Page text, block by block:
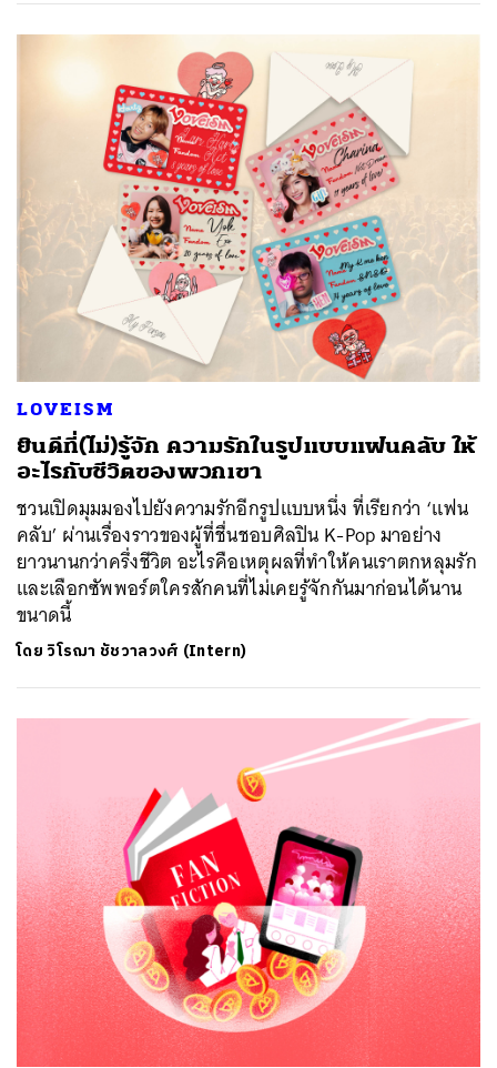
LOVEISM
ยินดีที่(ไม่)รู้จัก ความรักในรูปแบบแฟนคลับ ให้
อะไรกับชีวิตของพวกเขา
ชวนเปิดมุมมองไปยังความรักอีกรูปแบบหนึ่ง ที่เรียกว่า ‘แฟน
คลับ’ ผ่านเรื่องราวของผู้ที่ชื่นชอบศิลปิน K-Pop มาอย่าง
ยาวนานกว่าครึ่งชีวิต อะไรคือเหตุผลที่ทำให้คนเราตกหลุมรัก
และเลือกซัพพอร์ตใครสักคนที่ไม่เคยรู้จักกันมาก่อนได้นาน
ขนาดนี้
โดยวิโรฌา ชัชวาลวงศ์ (Intern)